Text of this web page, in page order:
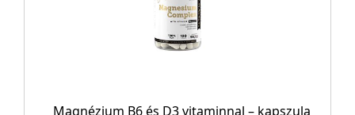
Magnézium B6 és D3 vitaminnal – kapszula